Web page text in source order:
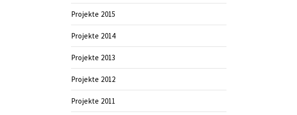
Projekte 2015
Projekte 2014
Projekte 2013
Projekte 2012
Projekte 2011